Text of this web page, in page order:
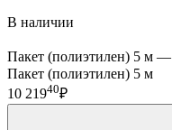
В наличии
Пакет (полиэтилен) 5 м —
Пакет (полиэтилен) 5 м
10 21940₽